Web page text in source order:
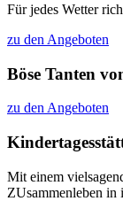
Für jedes Wetter
zu den Angeboten
Böse Tanten
zu den Angeboten
Mit einem
ZUsammenleben in